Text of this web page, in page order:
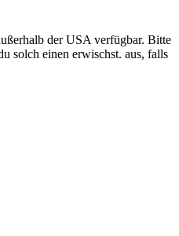
der USA verfügbar. Bitte
solch einen erwischst. aus, falls